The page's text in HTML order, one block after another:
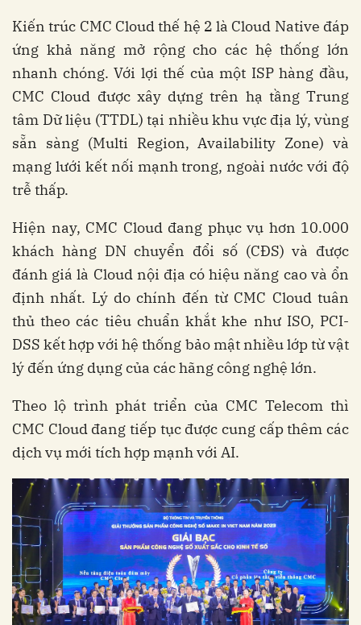
Kiến trúc CMC Cloud thế hệ 2 là Cloud Native đáp
ứng khả năng mở rộng cho các hệ thống lớn
nhanh chóng. Với lợi thế của một ISP hàng đầu,
CMC Cloud được xây dựng trên hạ tầng Trung
tâm Dữ liệu (TTDL) tại nhiều khu vực địa lý, vùng
sẵn sàng (Multi Region, Availability Zone) và
mạng lưới kết nối mạnh trong, ngoài nước với độ
trễ thấp.
Hiện nay, CMC Cloud đang phục vụ hơn 10.000
khách hàng DN chuyển đổi số (CĐS) và được
đánh giá là Cloud nội địa có hiệu năng cao và ổn
định nhất. Lý do chính đến từ CMC Cloud tuân
thủ theo các tiêu chuẩn khắt khe như ISO, PCI-
DSS kết hợp với hệ thống bảo mật nhiều lớp từ vật
lý đến ứng dụng của các hãng công nghệ lớn.
Theo lộ trình phát triển của CMC Telecom thì
CMC Cloud đang tiếp tục được cung cấp thêm các
dịch vụ mới tích hợp mạnh với AI.